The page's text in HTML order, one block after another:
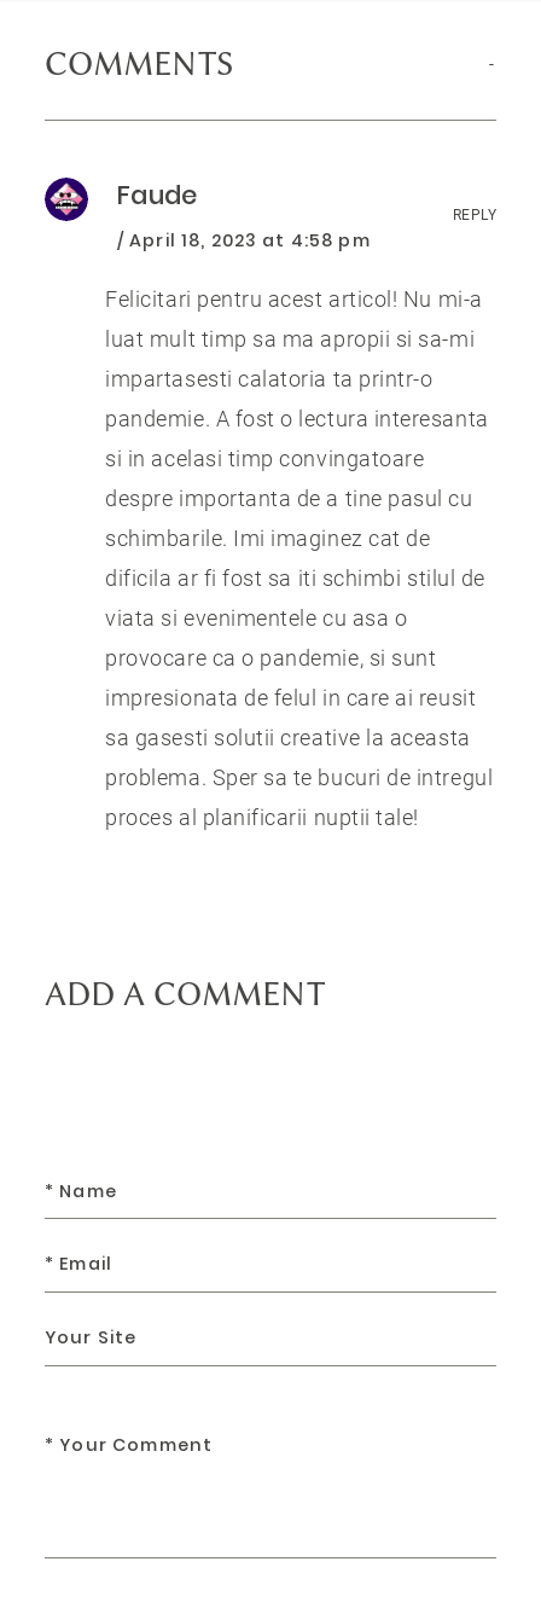
COMMENTS
Faude
April 18, 2023 at 4:58 pm
REPLY
Felicitari pentru acest articol! Nu mi-a
luat mult timp sa ma apropii si sa-mi
impartasesti calatoria ta printr-o
pandemie. A fost o lectura interesanta
si in acelasi timp convingatoare
despre importanta de a tine pasul cu
schimbarile. Imi imaginez cat de
dificila ar fi fost sa iti schimbi stilul de
viata si evenimentele cu asa o
provocare ca o pandemie, si sunt
impresionata de felul in care ai reusit
sa gasesti solutii creative la aceasta
problema. Sper sa te bucuri de intregul
proces al planificarii nuptii tale!
ADD A COMMENT